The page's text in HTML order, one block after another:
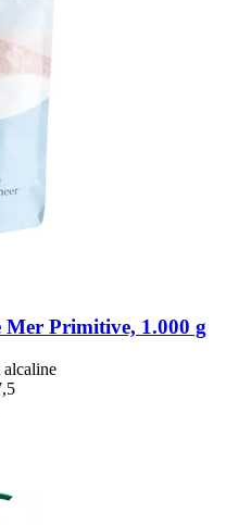
Mer Primitive, 1.000 g
alcaline